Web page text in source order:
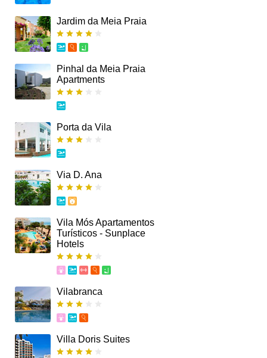
Jardim da Meia Praia
Pinhal da Meia Praia
Apartments
Porta da Vila
Via D. Ana
Vila Mós Apartamentos
Turísticos - Sunplace
Hotels
Vilabranca
Villa Doris Suites